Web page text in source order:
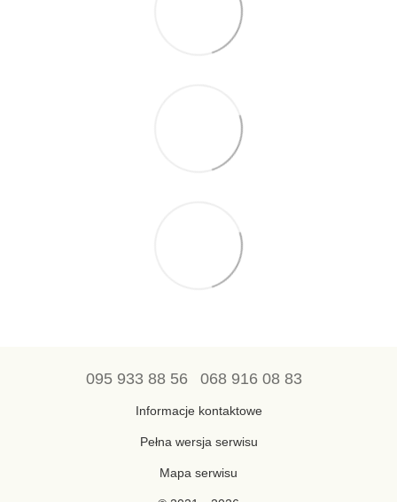
095 933 88 56 068 916 08 83
Informacje kontaktowe
Pełna wersja serwisu
Mapa serwisu